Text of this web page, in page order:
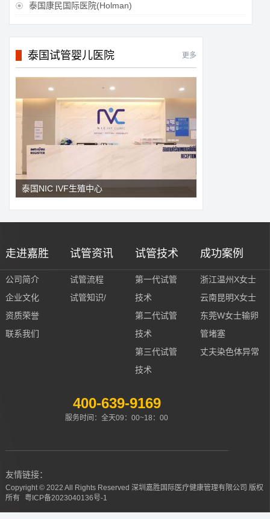
 泰国康民国际医院(Holman)
泰国试管婴儿医院 更多
泰国NIC IVF生殖中心
走进嘉胜
公司简介
企业文化
资质荣誉
联系我们
试管资讯
试管流程
试管知识/
试管技术
第一代试管
技术
第二代试管
技术
第三代试管
技术
成功案例
浙江温州X女士
云南昆明X女士
东莞W女士输卵
管堵塞
丈夫染色体异常
400-639-9169
服务时间：全天09：00~18：00
友情链接：
Copyright © 2022 All Rights Reserved 深圳嘉胜国际医疗健康管理有限公司 版权
所有 粤ICP备2023040136号-1